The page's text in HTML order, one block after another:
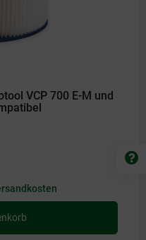
VCP 700 E-M und